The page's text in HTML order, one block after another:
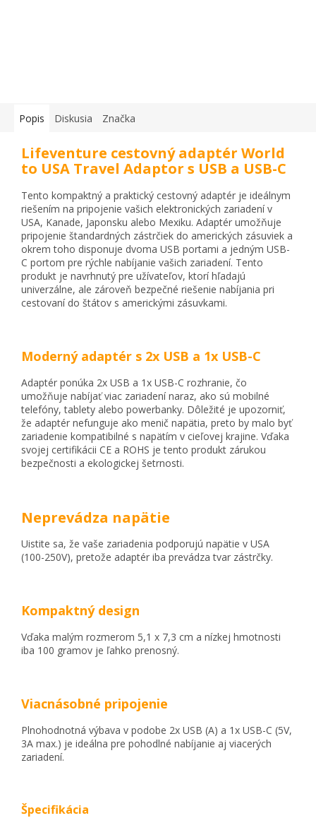
Popis Diskusia Značka
Lifeventure cestovný adaptér World
to USA Travel Adaptor s USB a USB-C
Tento kompaktný a praktický cestovný adaptér je ideálnym
riešením na pripojenie vašich elektronických zariadení v
USA, Kanade, Japonsku alebo Mexiku. Adaptér umožňuje
pripojenie štandardných zástrčiek do amerických zásuviek a
okrem toho disponuje dvoma USB portami a jedným USB-
C portom pre rýchle nabíjanie vašich zariadení. Tento
produkt je navrhnutý pre užívateľov, ktorí hľadajú
univerzálne, ale zároveň bezpečné riešenie nabíjania pri
cestovaní do štátov s americkými zásuvkami.
Moderný adaptér s 2x USB a 1x USB-C
Adaptér ponúka 2x USB a 1x USB-C rozhranie, čo
umožňuje nabíjať viac zariadení naraz, ako sú mobilné
telefóny, tablety alebo powerbanky. Dôležité je upozorniť,
že adaptér nefunguje ako menič napätia, preto by malo byť
zariadenie kompatibilné s napätím v cieľovej krajine. Vďaka
svojej certifikácii CE a ROHS je tento produkt zárukou
bezpečnosti a ekologickej šetrnosti.
Neprevádza napätie
Uistite sa, že vaše zariadenia podporujú napätie v USA
(100-250V), pretože adaptér iba prevádza tvar zástrčky.
Kompaktný design
Vďaka malým rozmerom 5,1 x 7,3 cm a nízkej hmotnosti
iba 100 gramov je ľahko prenosný.
Viacnásobné pripojenie
Plnohodnotná výbava v podobe 2x USB (A) a 1x USB-C (5V,
3A max.) je ideálna pre pohodlné nabíjanie aj viacerých
zariadení.
Špecifikácia